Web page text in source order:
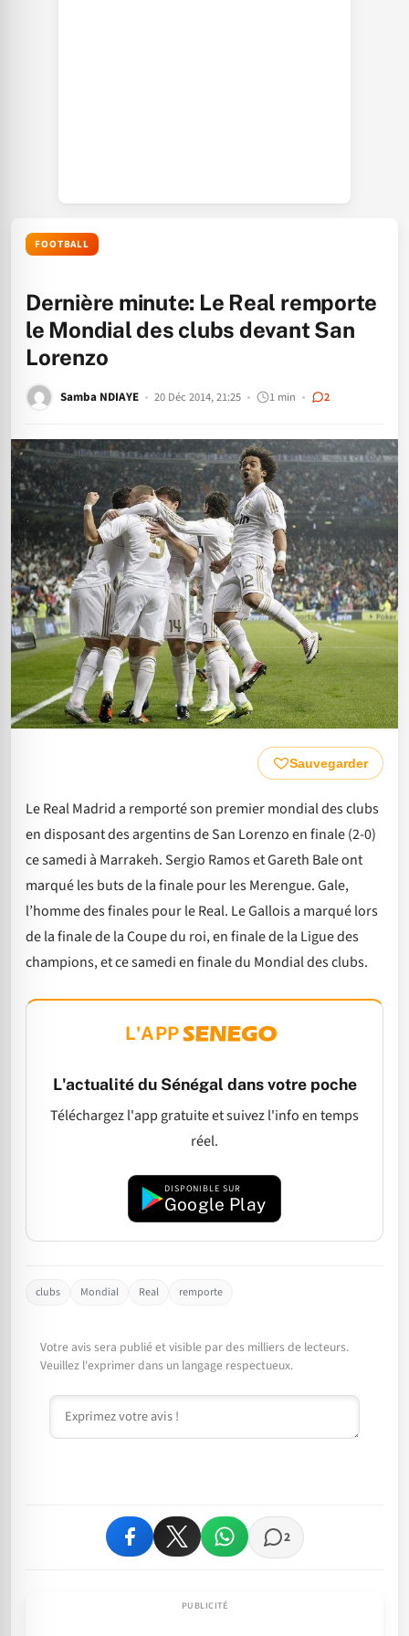
FOOTBALL
Dernière minute: Le Real remporte
le Mondial des clubs devant San
Lorenzo
Samba NDIAYE 20 Déc 2014, 21:25 1 min 2
Sauvegarder
Le Real Madrid a remporté son premier mondial des clubs
en disposant des argentins de San Lorenzo en finale (2-0)
ce samedi à Marrakeh. Sergio Ramos et Gareth Bale ont
marqué les buts de la finale pour les Merengue. Gale,
l’homme des finales pour le Real. Le Gallois a marqué lors
de la finale de la Coupe du roi, en finale de la Ligue des
champions, et ce samedi en finale du Mondial des clubs.
L'APP
L'actualité du Sénégal dans votre poche
Téléchargez l'app gratuite et suivez l'info en temps
réel.
DISPONIBLE SUR
Google Play
clubs Mondial Real remporte
Votre avis sera publié et visible par des milliers de lecteurs.
Veuillez l'exprimer dans un langage respectueux.
Commentaire
2